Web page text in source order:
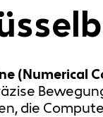
(Numerical
die